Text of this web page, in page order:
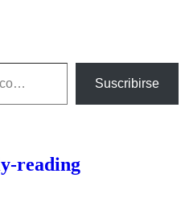
Suscribirse
reading